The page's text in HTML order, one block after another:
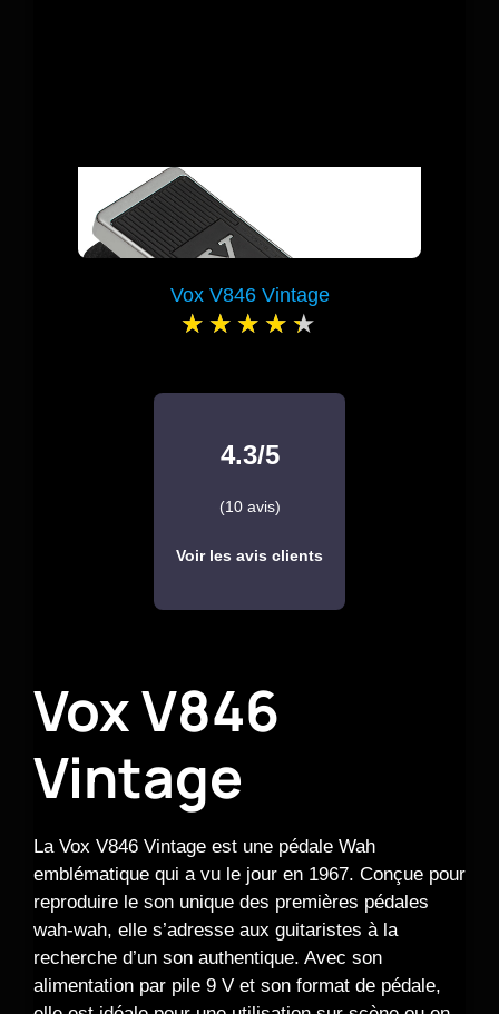
Vox V846 Vintage
4.3/5
(10 avis)
Voir les avis clients
Vox V846
Vintage
La Vox V846 Vintage est une pédale Wah
emblématique qui a vu le jour en 1967. Conçue pour
reproduire le son unique des premières pédales
wah-wah, elle s’adresse aux guitaristes à la
recherche d’un son authentique. Avec son
alimentation par pile 9 V et son format de pédale,